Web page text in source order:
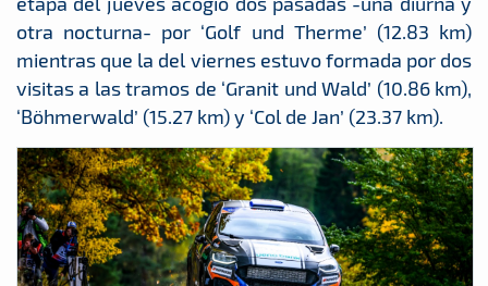
otra nocturna- por ‘Golf und Therme’ (12.83 km)
mientras que la del viernes estuvo formada por dos
visitas a las tramos de ‘Granit und Wald’ (10.86 km),
‘Böhmerwald’ (15.27 km) y ‘Col de Jan’ (23.37 km).